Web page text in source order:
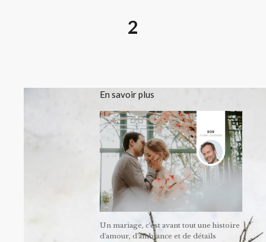
2
En savoir plus
Un mariage, c'est avant tout une histoire
d'amour, d'ambiance et de détails